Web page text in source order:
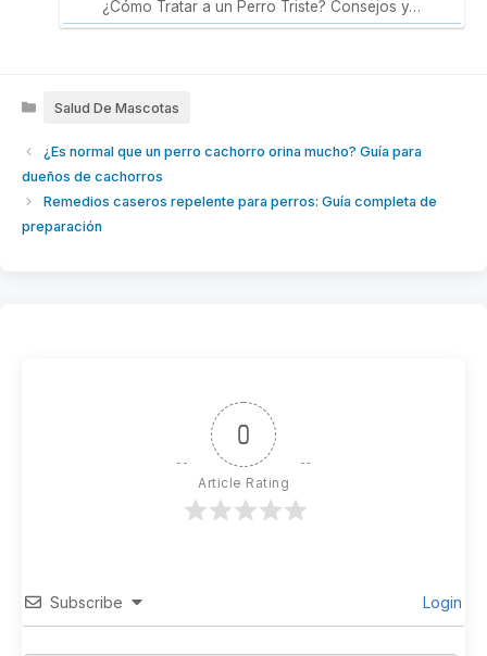
¿Cómo Tratar a un Perro Triste? Consejos y…
Categories
Salud De Mascotas
¿Es normal que un perro cachorro orina mucho? Guía para
dueños de cachorros
Remedios caseros repelente para perros: Guía completa de
preparación
0
Article Rating
Subscribe Login